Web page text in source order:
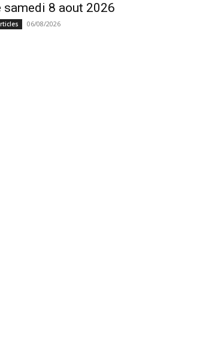
samedi 8 aout 2026
06/08/2026